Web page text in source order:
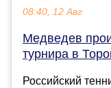
08:40, 12 Авг
Медведев
турнира в
Российский